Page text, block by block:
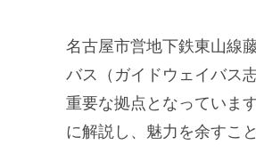
名古屋市営地下鉄東山線
バス（ガイドウェイバス
重要な拠点となっていま
に解説し、魅力を余すこ